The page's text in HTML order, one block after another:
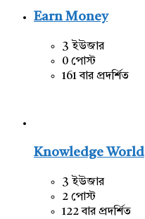
Earn Money
3 ইউজার
0 পোস্ট
161 বার প্রদর্শিত
Knowledge World
3 ইউজার
2 পোস্ট
122 বার প্রদর্শিত